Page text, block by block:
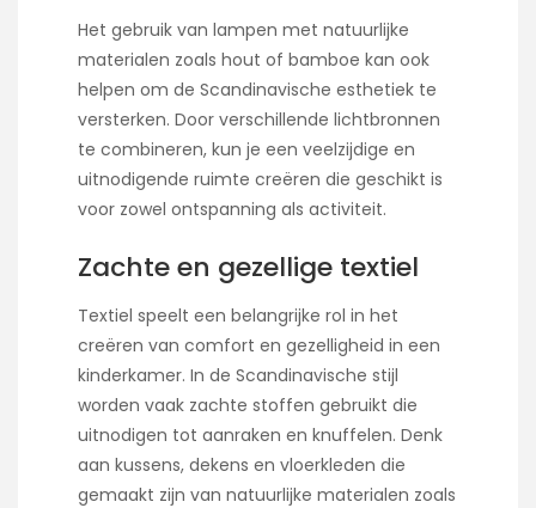
Het gebruik van lampen met natuurlijke
materialen zoals hout of bamboe kan ook
helpen om de Scandinavische esthetiek te
versterken. Door verschillende lichtbronnen
te combineren, kun je een veelzijdige en
uitnodigende ruimte creëren die geschikt is
voor zowel ontspanning als activiteit.
Zachte en gezellige textiel
Textiel speelt een belangrijke rol in het
creëren van comfort en gezelligheid in een
kinderkamer. In de Scandinavische stijl
worden vaak zachte stoffen gebruikt die
uitnodigen tot aanraken en knuffelen. Denk
aan kussens, dekens en vloerkleden die
gemaakt zijn van natuurlijke materialen zoals